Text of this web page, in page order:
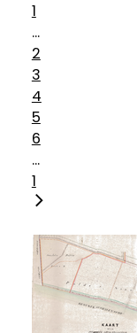
1
...
2
3
4
5
6
...
1